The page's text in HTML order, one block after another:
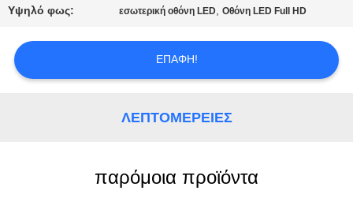
ΜΑΣ
ΕΙΔΉΣΕΙΣ
Υψηλό φως: εσωτερική οθόνη LED,Οθόνη LED Full HD
ΕΠΑΦΉ!
ΛΕΠΤΟΜΈΡΕΙΕΣ
παρόμοια προϊόντα